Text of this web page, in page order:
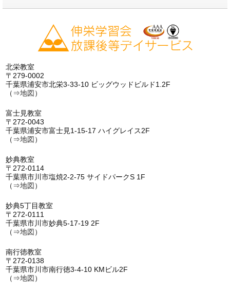
北栄教室
〒279-0002
千葉県浦安市北栄3-33-10 ビッグウッドビルド1.2F
（⇒地図 ）
富士見教室
〒272-0043
千葉県浦安市富士見1-15-17 ハイグレイス2F
（⇒地図 ）
妙典教室
〒272-0114
千葉県市川市塩焼2-2-75 サイドパークS 1F
（⇒地図 ）
妙典5丁目教室
〒272-0111
千葉県市川市妙典5-17-19 2F
（⇒地図 ）
南行徳教室
〒272-0138
千葉県市川市南行徳3-4-10 KMビル2F
（⇒地図 ）